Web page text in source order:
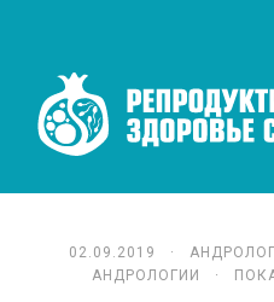
02.09.2019 ·
АНДРОЛОГИИ
· ПОКА